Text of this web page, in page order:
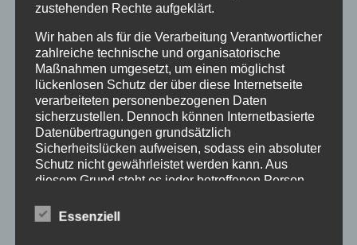
Abschlussveranstaltung
zustehenden Rechte aufgeklärt.
Wir haben als für die Verarbeitung Verantwortlicher
zahlreiche technische und organisatorische
Maßnahmen umgesetzt, um einen möglichst
lückenlosen Schutz der über diese Internetseite
verarbeiteten personenbezogenen Daten
sicherzustellen. Dennoch können Internetbasierte
Datenübertragungen grundsätzlich
Sicherheitslücken aufweisen, sodass ein absoluter
Schutz nicht gewährleistet werden kann. Aus
diesem Grund steht es jeder betroffenen Person
alternativen Wegen, beispielsweise telefonisch, an
Essenziell